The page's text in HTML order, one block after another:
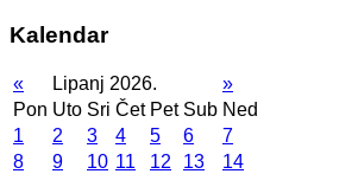
Kalendar
« Lipanj 2026.
»
Pon Uto Sri Čet Pet Sub Ned
1
2 3 4 5 6
7
8
9 10 11 12 13
14